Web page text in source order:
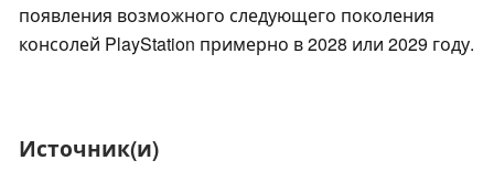
появления возможного следующего поколения
консолей PlayStation примерно в 2028 или 2029 году.
Источник(и)